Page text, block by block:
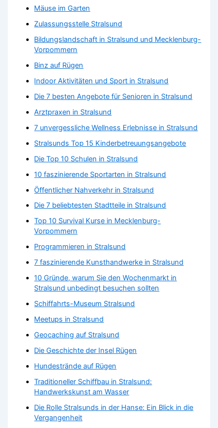
Mäuse im Garten
Zulassungsstelle Stralsund
Bildungslandschaft in Stralsund und Mecklenburg-
Vorpommern
Binz auf Rügen
Indoor Aktivitäten und Sport in Stralsund
Die 7 besten Angebote für Senioren in Stralsund
Arztpraxen in Stralsund
7 unvergessliche Wellness Erlebnisse in Stralsund
Stralsunds Top 15 Kinderbetreuungsangebote
Die Top 10 Schulen in Stralsund
10 faszinierende Sportarten in Stralsund
Öffentlicher Nahverkehr in Stralsund
Die 7 beliebtesten Stadtteile in Stralsund
Top 10 Survival Kurse in Mecklenburg-
Vorpommern
Programmieren in Stralsund
7 faszinierende Kunsthandwerke in Stralsund
10 Gründe, warum Sie den Wochenmarkt in
Stralsund unbedingt besuchen sollten
Schiffahrts-Museum Stralsund
Meetups in Stralsund
Geocaching auf Stralsund
Die Geschichte der Insel Rügen
Hundestrände auf Rügen
Traditioneller Schiffbau in Stralsund:
Handwerkskunst am Wasser
Die Rolle Stralsunds in der Hanse: Ein Blick in die
Vergangenheit